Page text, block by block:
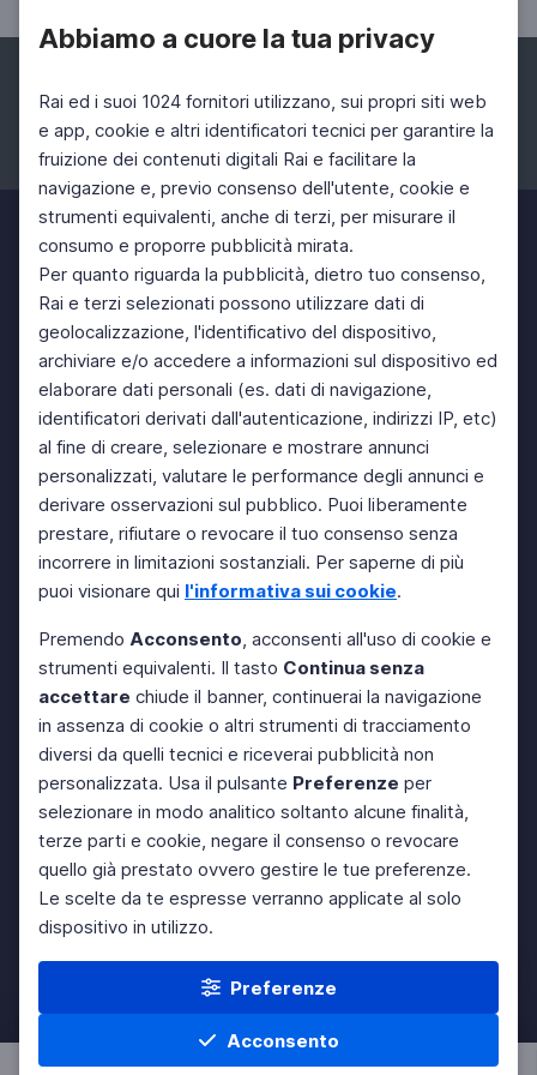
Abbiamo a cuore la tua privacy
Rai ed i suoi 1024 fornitori utilizzano, sui propri siti web
e app, cookie e altri identificatori tecnici per garantire la
fruizione dei contenuti digitali Rai e facilitare la
navigazione e, previo consenso dell'utente, cookie e
strumenti equivalenti, anche di terzi, per misurare il
consumo e proporre pubblicità mirata.
Per quanto riguarda la pubblicità, dietro tuo consenso,
Rai e terzi selezionati possono utilizzare dati di
geolocalizzazione, l'identificativo del dispositivo,
archiviare e/o accedere a informazioni sul dispositivo ed
elaborare dati personali (es. dati di navigazione,
identificatori derivati dall'autenticazione, indirizzi IP, etc)
al fine di creare, selezionare e mostrare annunci
personalizzati, valutare le performance degli annunci e
derivare osservazioni sul pubblico. Puoi liberamente
prestare, rifiutare o revocare il tuo consenso senza
incorrere in limitazioni sostanziali. Per saperne di più
puoi visionare qui l'informativa sui cookie.
Premendo Acconsento, acconsenti all'uso di cookie e
strumenti equivalenti. Il tasto Continua senza
accettare chiude il banner, continuerai la navigazione
in assenza di cookie o altri strumenti di tracciamento
diversi da quelli tecnici e riceverai pubblicità non
personalizzata. Usa il pulsante Preferenze per
selezionare in modo analitico soltanto alcune finalità,
terze parti e cookie, negare il consenso o revocare
quello già prestato ovvero gestire le tue preferenze.
Le scelte da te espresse verranno applicate al solo
dispositivo in utilizzo.
Preferenze
Acconsento
Facebook Instagram Twitter